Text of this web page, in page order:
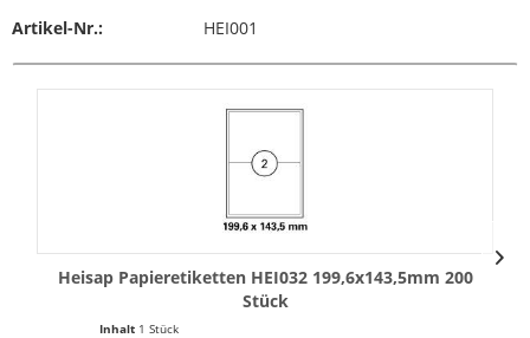
Artikel-Nr.: HEI001
Heisap Papieretiketten HEI032 199,6x143,5mm 200
Stück
Inhalt 1 Stück